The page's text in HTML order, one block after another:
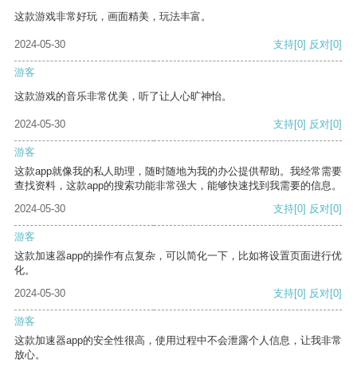
这款游戏非常好玩，画面精美，玩法丰富。
2024-05-30 支持[0] 反对[0]
游客
这款游戏的音乐非常优美，听了让人心旷神怡。
2024-05-30 支持[0] 反对[0]
游客
这款app就像我的私人助理，随时随地为我的办公提供帮助。我经常需要
查找资料，这款app的搜索功能非常强大，能够快速找到我需要的信息。
2024-05-30
支持[0] 反对[0]
游客
这款加速器app的操作有点复杂，可以简化一下，比如将设置页面进行优
化。
2024-05-30
支持[0] 反对[0]
游客
这款加速器app的安全性很高，使用过程中不会泄露个人信息，让我非常
放心。